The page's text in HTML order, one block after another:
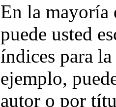
En la mayoría
puede usted
índices para
ejemplo,
autor o por